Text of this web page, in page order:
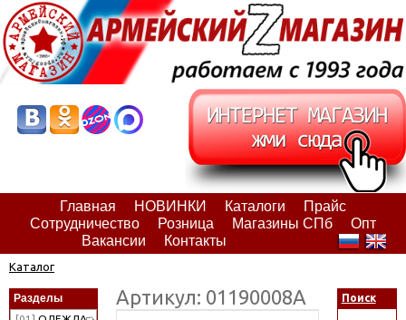
Главная НОВИНКИ Каталоги
Прайс
Сотрудничество
Розница Магазины СПб
Опт
Вакансии
Контакты
Каталог
Разделы Артикул: 01190008А Поиск